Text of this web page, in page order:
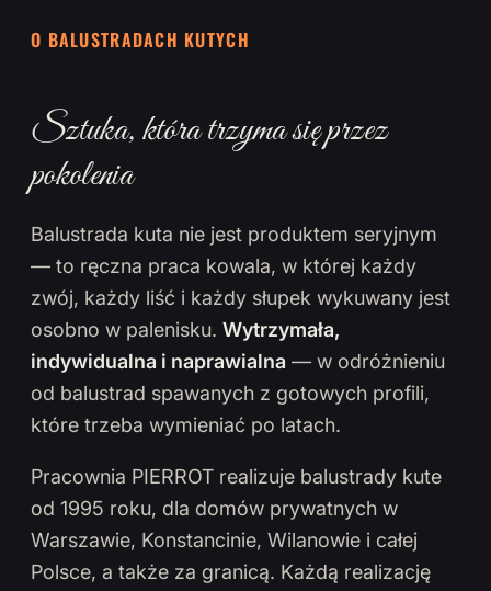
O BALUSTRADACH KUTYCH
Sztuka, która trzyma się przez
pokolenia
Balustrada kuta nie jest produktem seryjnym
— to ręczna praca kowala, w której każdy
zwój, każdy liść i każdy słupek wykuwany jest
osobno w palenisku. Wytrzymała,
indywidualna i naprawialna — w odróżnieniu
od balustrad spawanych z gotowych profili,
które trzeba wymieniać po latach.
Pracownia PIERROT realizuje balustrady kute
od 1995 roku, dla domów prywatnych w
Warszawie, Konstancinie, Wilanowie i całej
Polsce, a także za granicą. Każdą realizację